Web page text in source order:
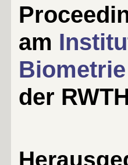
am
Biometrie
der